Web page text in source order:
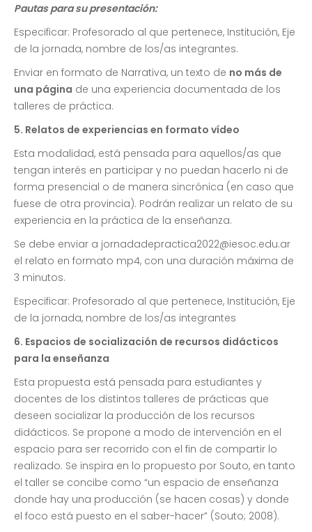
Pautas para su presentación:
Especificar: Profesorado al que pertenece, Institución, Eje
de la jornada, nombre de los/as integrantes.
Enviar en formato de Narrativa, un texto de no más de
una página de una experiencia documentada de los
talleres de práctica.
5. Relatos de experiencias en formato vídeo
Esta modalidad, está pensada para aquellos/as que
tengan interés en participar y no puedan hacerlo ni de
forma presencial o de manera sincrónica (en caso que
fuese de otra provincia). Podrán realizar un relato de su
experiencia en la práctica de la enseñanza.
Se debe enviar a jornadadepractica2022@iesoc.edu.ar
el relato en formato mp4, con una duración máxima de
3 minutos.
Especificar: Profesorado al que pertenece, Institución, Eje
de la jornada, nombre de los/as integrantes
6. Espacios de socialización de recursos didácticos
para la enseñanza
Esta propuesta está pensada para estudiantes y
docentes de los distintos talleres de prácticas que
deseen socializar la producción de los recursos
didácticos. Se propone a modo de intervención en el
espacio para ser recorrido con el fin de compartir lo
realizado. Se inspira en lo propuesto por Souto, en tanto
el taller se concibe como “un espacio de enseñanza
donde hay una producción (se hacen cosas) y donde
el foco está puesto en el saber-hacer” (Souto; 2008).